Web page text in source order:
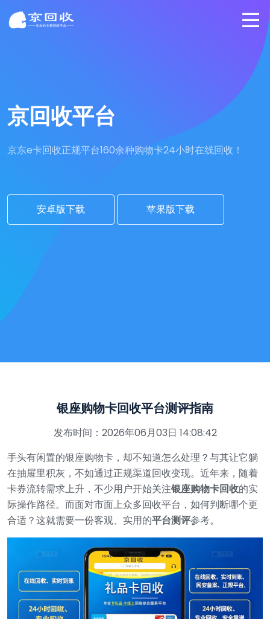
京回收平台
京东e卡回收正规平台160余种购物卡24小时在线回收！
安卓版下载 苹果版下载
银座购物卡回收平台测评指南
发布时间：2026年06月03日 14:08:42
手头有闲置的银座购物卡，却不知道怎么处理？与其让它躺
在抽屉里积灰，不如通过正规渠道回收变现。近年来，随着
卡券流转需求上升，不少用户开始关注银座购物卡回收的实
际操作路径。而面对市面上众多回收平台，如何判断哪个更
合适？这就需要一份客观、实用的平台测评参考。